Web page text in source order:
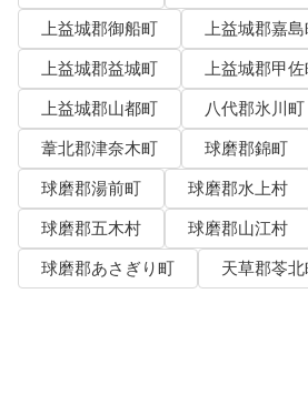
上益城郡御船町
上益城郡嘉
上益城郡益城町
上益城郡甲
上益城郡山都町
八代郡氷川町
葦北郡津奈木町
球磨郡錦町
球磨郡湯前町
球磨郡水上村
球磨郡五木村
球磨郡山江村
球磨郡あさぎり町
天草郡苓北